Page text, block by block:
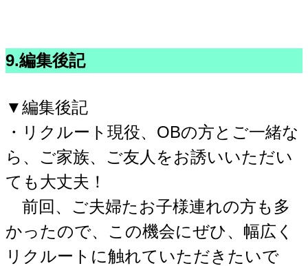
9.編集後記
▼編集後記
・リクルート現役、OBの方とご一緒な
ら、ご家族、ご友人をお誘いいただい
ても大丈夫！
前回、ご夫婦たお子様連れの方も多
かったので、この機会にぜひ、幅広く
リクルートに触れていただきたいで